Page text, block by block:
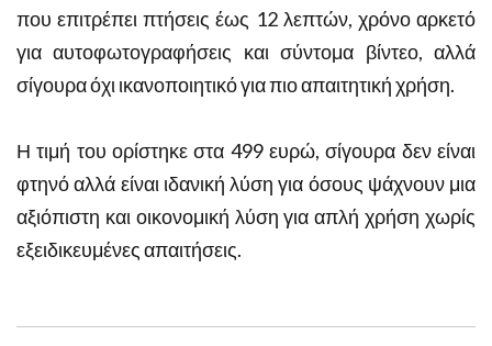
που επιτρέπει πτήσεις έως 12 λεπτών, χρόνο αρκετό
για αυτοφωτογραφήσεις και σύντομα βίντεο, αλλά
σίγουρα όχι ικανοποιητικό για πιο απαιτητική χρήση.
Η τιμή του ορίστηκε στα 499 ευρώ, σίγουρα δεν είναι
φτηνό αλλά είναι ιδανική λύση για όσους ψάχνουν μια
αξιόπιστη και οικονομική λύση για απλή χρήση χωρίς
εξειδικευμένες απαιτήσεις.